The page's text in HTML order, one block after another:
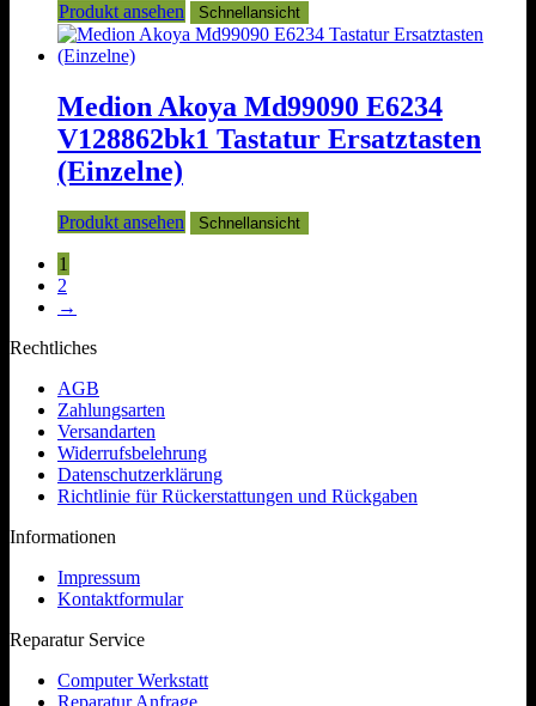
der
Produktseite
Produkt ansehen Schnellansicht
Medion Akoya Md99090 E6234
V128862bk1 Tastatur Ersatztasten
(Einzelne)
Produkt ansehen Schnellansicht
1
2
→
Rechtliches
AGB
Zahlungsarten
Versandarten
Widerrufsbelehrung
Datenschutzerklärung
Richtlinie für Rückerstattungen und Rückgaben
Informationen
Impressum
Kontaktformular
Reparatur Service
Computer Werkstatt